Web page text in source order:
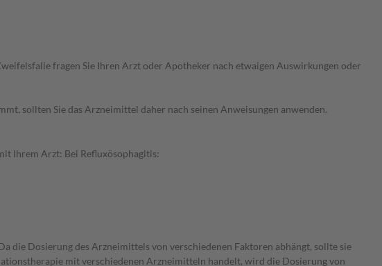
fragen Sie Ihren Arzt oder Apotheker nach etwaigen Auswirkungen oder
sollten Sie das Arzneimittel daher nach seinen Anweisungen anwenden.
Ihrem Arzt: Bei Refluxösophagitis:
die Dosierung des Arzneimittels von verschiedenen Faktoren abhängt, sollte sie
mit verschiedenen Arzneimitteln handelt, wird die Dosierung von